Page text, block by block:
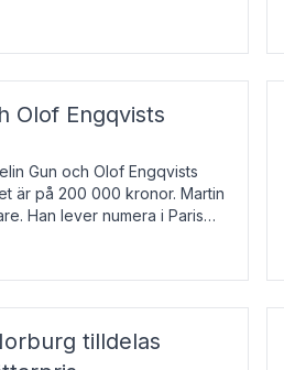
Olof Engqvists
Gun och Olof Engqvists
är på 200 000 kronor. Martin
Han lever numera i Paris
tilldelas